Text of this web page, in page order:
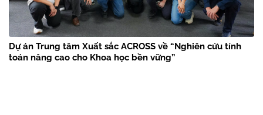
Dự án Trung tâm Xuất sắc ACROSS về “Nghiên cứu tính
toán nâng cao cho Khoa học bền vững”